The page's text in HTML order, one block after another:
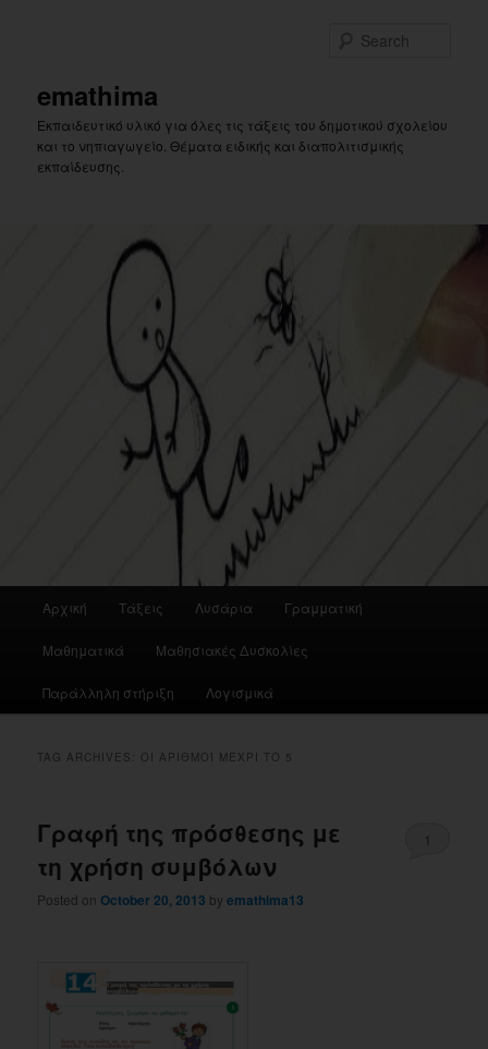
emathima
Εκπαιδευτικό υλικό για όλες τις τάξεις του δημοτικού σχολείου
και το νηπιαγωγείο. Θέματα ειδικής και διαπολιτισμικής
εκπαίδευσης.
Αρχική Τάξεις Λυσάρια Γραμματική
Μαθηματικά Μαθησιακές Δυσκολίες
Παράλληλη στήριξη Λογισμικά
TAG ARCHIVES: ΟΙ ΑΡΙΘΜΟΊ ΜΈΧΡΙ ΤΟ 5
Γραφή της πρόσθεσης με
τη χρήση συμβόλων
Posted onOctober 20, 2013 byemathima13
1